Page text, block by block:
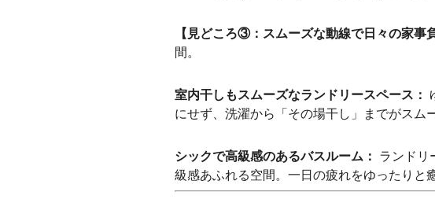
【見どころ③：スムーズな動線で日々の家事
間。
室内干しもスムーズなランドリースペース：
にせず、洗濯から「その場干し」までがスム
シックで高級感のあるバスルーム： ランドリ
級感あふれる空間。一日の疲れをゆったりと